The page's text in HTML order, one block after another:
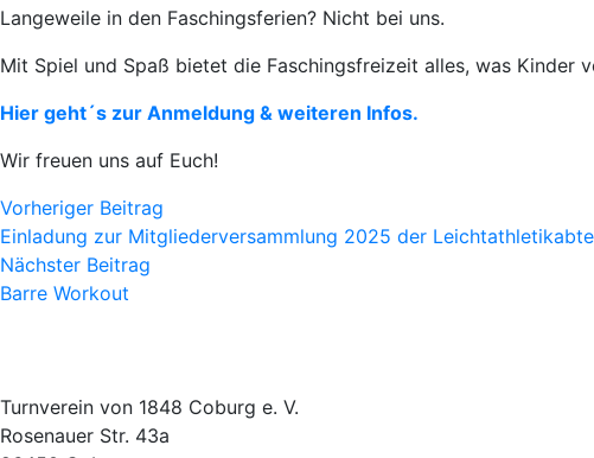
Langeweile in den Faschingsferien? Nicht bei uns.
Mit Spiel und Spaß bietet die Faschingsfreizeit alles, was Kinder
Hier geht´s zur Anmeldung & weiteren Infos.
Wir freuen uns auf Euch!
Vorheriger Beitrag
Einladung zur Mitgliederversammlung 2025 der
Nächster Beitrag
Barre Workout
Turnverein von 1848 Coburg e. V.
Rosenauer Str. 43a